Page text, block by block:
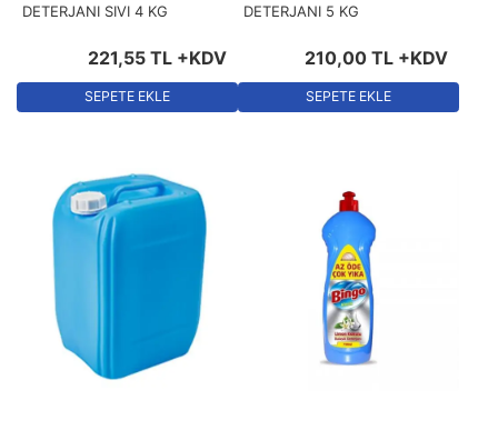
DETERJANI SIVI 4 KG
221,55 TL +KDV
SEPETE EKLE
DETERJANI 5 KG
210,00 TL +KDV
SEPETE EKLE